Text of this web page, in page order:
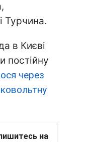
Турчина.
в Києві
постійну
через
на